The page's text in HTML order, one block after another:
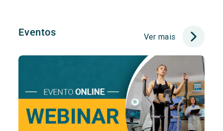
Eventos Ver mais